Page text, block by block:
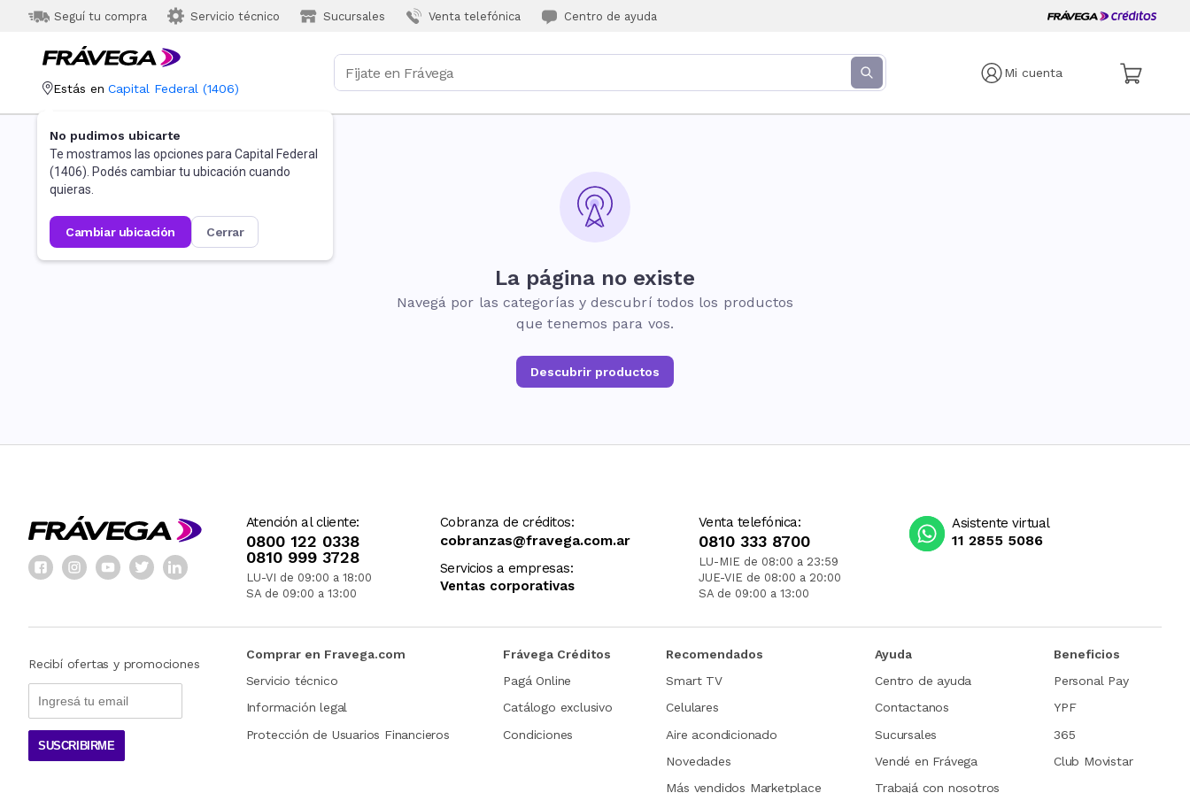
Seguí tu compra Servicio técnico Sucursales Venta telefónica Centro de ayuda
Mi cuenta
Estás en Capital Federal (1406)
No pudimos ubicarte
Te mostramos las opciones para Capital Federal
(1406). Podés cambiar tu ubicación cuando
quieras.
cambiar ubicación cerrar
La página no existe
Navegá por las categorías y descubrí todos los productos
que tenemos para vos.
Descubrir productos
Atención al cliente:
0800 122 0338
0810 999 3728
LU-VI de 09:00 a 18:00
SA de 09:00 a 13:00
Cobranza de créditos:
cobranzas@fravega.com.ar
Servicios a empresas:
Ventas corporativas
Venta telefónica:
0810 333 8700
LU-MIE de 08:00 a 23:59
JUE-VIE de 08:00 a 20:00
SA de 09:00 a 13:00
Asistente virtual
11 2855 5086
Recibí ofertas y promociones
SUSCRIBIRME
Comprar en Fravega.com
Servicio técnico
Información legal
Protección de Usuarios Financieros
Frávega Créditos
Pagá Online
Catálogo exclusivo
Condiciones
Recomendados
Smart TV
Celulares
Aire acondicionado
Novedades
Más vendidos Marketplace
Ayuda
Centro de ayuda
Contactanos
Sucursales
Vendé en Frávega
Trabajá con nosotros
Beneficios
Personal Pay
YPF
365
Club Movistar